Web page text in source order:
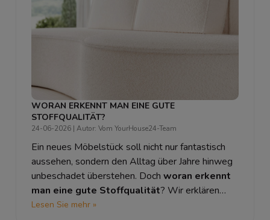
WORAN ERKENNT MAN EINE GUTE
STOFFQUALITÄT?
24-06-2026 | Autor: Vom YourHouse24-Team
Ein neues Möbelstück soll nicht nur fantastisch
aussehen, sondern den Alltag über Jahre hinweg
unbeschadet überstehen. Doch woran erkennt
man eine gute Stoffqualität? Wir erklären
Ihnen die wichtigsten Fachbegriffe wie
Lesen Sie mehr »